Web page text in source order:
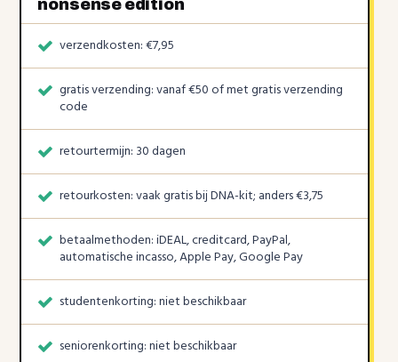
nonsense edition
verzendkosten: €7,95
gratis verzending: vanaf €50 of met gratis verzending
code
retourtermijn: 30 dagen
retourkosten: vaak gratis bij DNA-kit; anders €3,75
betaalmethoden: iDEAL, creditcard, PayPal,
automatische incasso, Apple Pay, Google Pay
studentenkorting: niet beschikbaar
seniorenkorting: niet beschikbaar